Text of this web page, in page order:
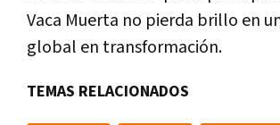
Vaca Muerta no pierda brillo en
global en transformación.
TEMAS RELACIONADOS